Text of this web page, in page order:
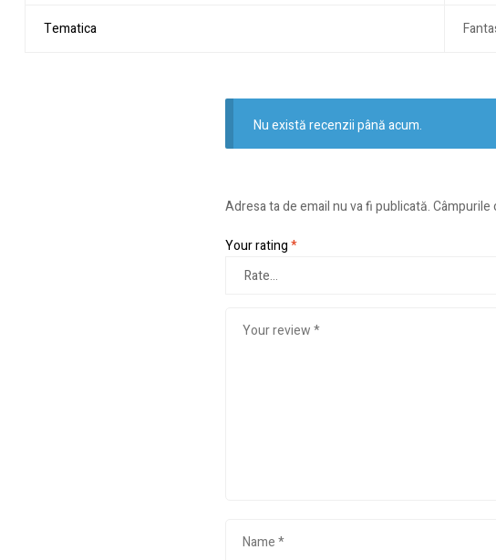
Tematica
Nu există recenzii până acum.
Adresa ta de email nu va fi publicată.Câmpurile
Your rating*